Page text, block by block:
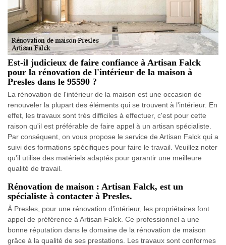
Est-il judicieux de faire confiance à Artisan Falck
pour la rénovation de l'intérieur de la maison à
Presles dans le 95590 ?
La rénovation de l'intérieur de la maison est une occasion de
renouveler la plupart des éléments qui se trouvent à l'intérieur. En
effet, les travaux sont très difficiles à effectuer, c'est pour cette
raison qu'il est préférable de faire appel à un artisan spécialiste.
Par conséquent, on vous propose le service de Artisan Falck qui a
suivi des formations spécifiques pour faire le travail. Veuillez noter
qu'il utilise des matériels adaptés pour garantir une meilleure
qualité de travail.
Rénovation de maison : Artisan Falck, est un
spécialiste à contacter à Presles.
À Presles, pour une rénovation d’intérieur, les propriétaires font
appel de préférence à Artisan Falck. Ce professionnel a une
bonne réputation dans le domaine de la rénovation de maison
grâce à la qualité de ses prestations. Les travaux sont conformes